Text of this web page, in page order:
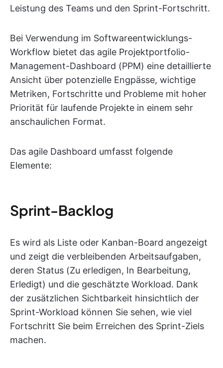
Leistung des Teams und den Sprint-Fortschritt.
Bei Verwendung im Softwareentwicklungs-
Workflow bietet das agile Projektportfolio-
Management-Dashboard (PPM) eine detaillierte
Ansicht über potenzielle Engpässe, wichtige
Metriken, Fortschritte und Probleme mit hoher
Priorität für laufende Projekte in einem sehr
anschaulichen Format.
Das agile Dashboard umfasst folgende
Elemente:
Sprint-Backlog
Es wird als Liste oder Kanban-Board angezeigt
und zeigt die verbleibenden Arbeitsaufgaben,
deren Status (Zu erledigen, In Bearbeitung,
Erledigt) und die geschätzte Workload. Dank
der zusätzlichen Sichtbarkeit hinsichtlich der
Sprint-Workload können Sie sehen, wie viel
Fortschritt Sie beim Erreichen des Sprint-Ziels
machen.